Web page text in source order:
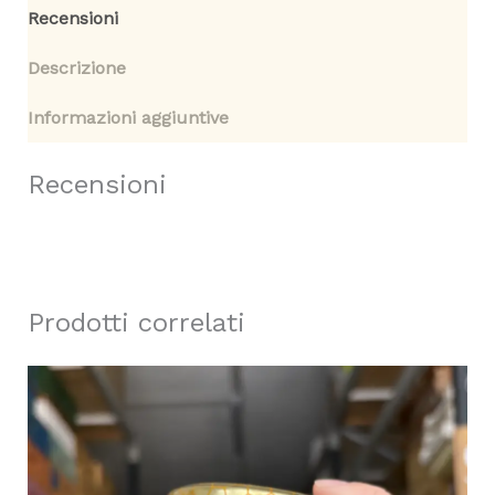
Recensioni
Descrizione
Informazioni aggiuntive
Recensioni
Prodotti correlati